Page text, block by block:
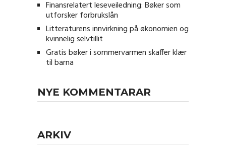
Finansrelatert leseveiledning: Bøker som
utforsker forbrukslån
Litteraturens innvirkning på økonomien og
kvinnelig selvtillit
Gratis bøker i sommervarmen skaffer klær
til barna
NYE KOMMENTARAR
ARKIV